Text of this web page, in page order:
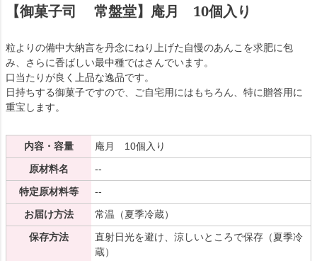
【御菓子司 常盤堂】庵月 10個入り
粒よりの備中大納言を丹念にねり上げた自慢のあんこを求肥に包
み、さらに香ばしい最中種ではさんでいます。
口当たりが良く上品な逸品です。
日持ちする御菓子ですので、ご自宅用にはもちろん、特に贈答用に
重宝します。
内容・容量
庵月 10個入り
原材料名
--
特定原材料等
--
お届け方法
常温（夏季冷蔵）
保存方法
直射日光を避け、涼しいところで保存（夏季冷
蔵）